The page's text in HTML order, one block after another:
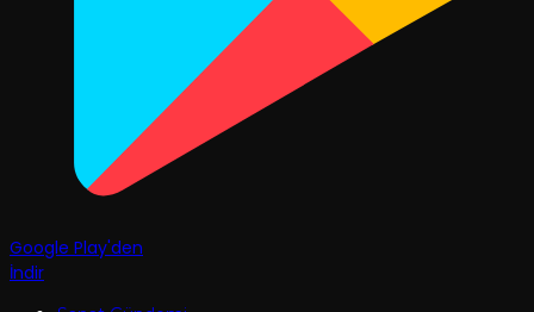
Google Play'den
İndir